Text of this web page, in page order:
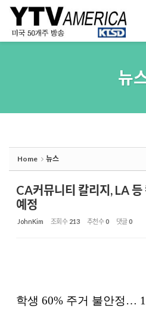
뉴
Home 뉴스
CA커뮤니티 칼리지, LA 등
예정
JohnKim 조회 수 213 추천 수0 댓글0
학생 60% 주거 불안정 …